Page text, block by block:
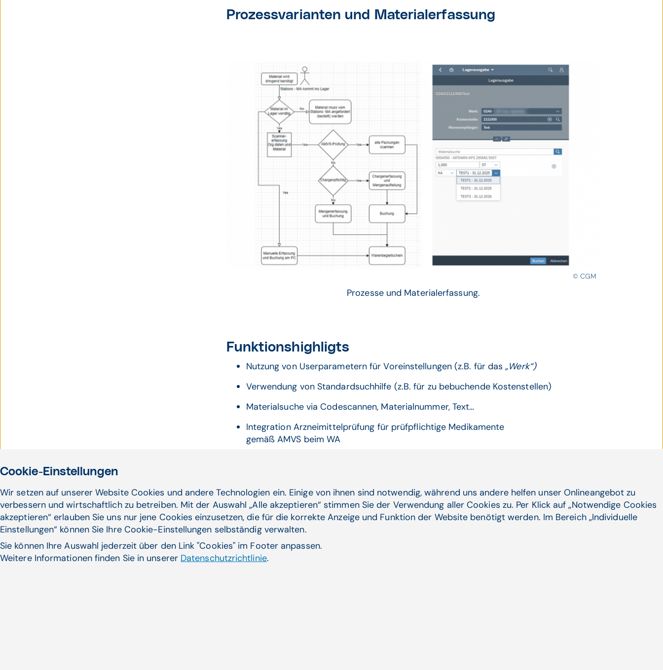
Prozessvarianten und Materialerfassung
© CGM
Prozesse und Materialerfassung.
Funktionshighligts
Nutzung von Userparametern für Voreinstellungen (z.B. für das„Werk“)
Verwendung von Standardsuchhilfe (z.B. für zu bebuchende Kostenstellen)
Materialsuche via Codescannen, Materialnummer, Text…
Integration Arzneimittelprüfung für prüfpflichtige Medikamente
gemäß AMVS beim WA
CGM-Leistungen für eine zuverlässige und rasche
Implementierung
Cookie-Einstellungen
Wir setzen auf unserer Website Cookies und andere Technologien ein. Einige von ihnen sind notwendig, während uns andere helfen unser Onlineangebot zu
verbessern und wirtschaftlich zu betreiben. Mit der Auswahl „Alle akzeptieren“ stimmen Sie der Verwendung aller Cookies zu. Per Klick auf „Notwendige Cookies
akzeptieren“ erlauben Sie uns nur jene Cookies einzusetzen, die für die korrekte Anzeige und Funktion der Website benötigt werden. Im Bereich „Individuelle
Einstellungen“ können Sie Ihre Cookie-Einstellungen selbständig verwalten.
Sie können Ihre Auswahl jederzeit über den Link "Cookies" im Footer anpassen.
Weitere Informationen finden Sie in unserer Datenschutzrichtlinie.